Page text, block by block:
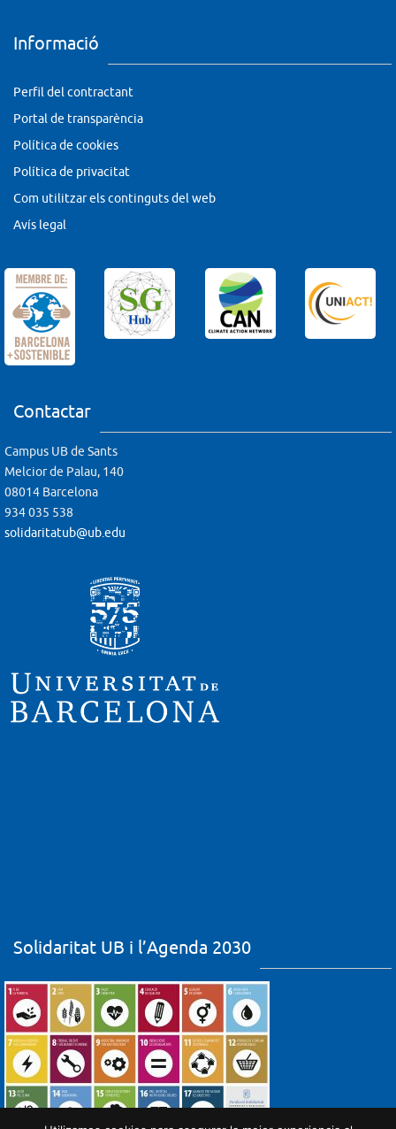
Informació
Perfil del contractant
Portal de transparència
Política de cookies
Política de privacitat
Com utilitzar els continguts del web
Avís legal
Contactar
Campus UB de Sants
Melcior de Palau, 140
08014 Barcelona
934 035 538
solidaritatub@ub.edu
Solidaritat UB i l’Agenda 2030